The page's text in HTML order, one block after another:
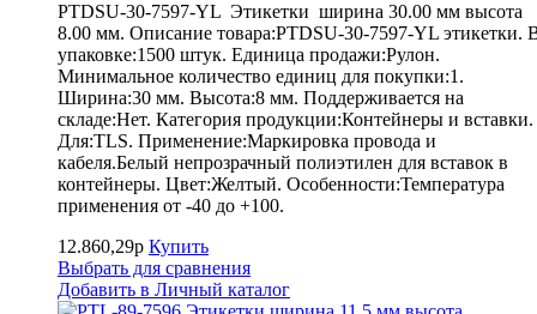
PTDSU-30-7597-YL Этикетки ширина 30.00 мм высота
8.00 мм. Описание товара:PTDSU-30-7597-YL этикетки.
упаковке:1500 штук. Единица продажи:Рулон.
Минимальное количество единиц для покупки:1.
Ширина:30 мм. Высота:8 мм. Поддерживается на
складе:Нет. Категория продукции:Контейнеры и вставки.
Для:TLS. Применение:Маркировка провода и
кабеля.Белый непрозрачный полиэтилен для вставок в
контейнеры. Цвет:Желтый. Особенности:Температура
применения от -40 до +100.
12.860,29р Купить
Выбрать для сравнения
Добавить в Личный каталог